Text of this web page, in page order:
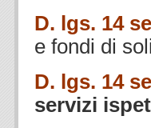
D. lgs. 14
e fondi di
D. lgs. 14
servizi